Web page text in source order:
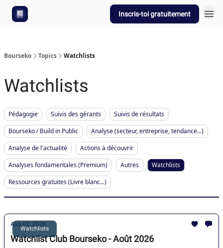
Inscris-toi gratuitement
Bourseko Topics Watchlists
Watchlists
Pédagogie Suivis des gérants
Suivis de résultats
Bourseko / Build in Public
Analyse (secteur, entreprise, tendance...)
Analyse de l'actualité
Actions à découvrir
Analyses fondamentales (Premium)
Autres
Watchlists
Ressources gratuites (Livre blanc...)
Watchlists
Aug 02, 2026
Watchlist Club Bourseko - Août 2026